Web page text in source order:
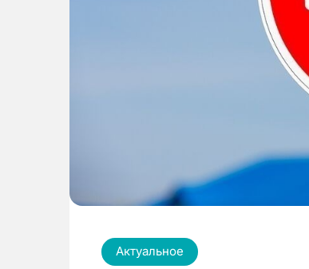
Актуальное